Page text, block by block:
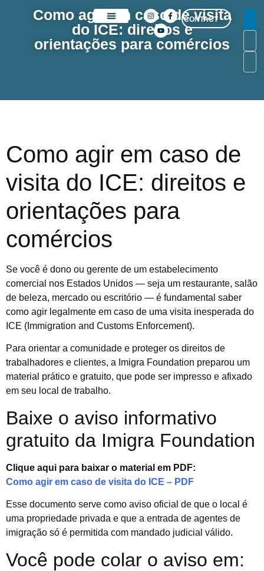
CONTACT
Como agir em caso de visita
do ICE: direitos e
orientações para comércios
Como agir em caso de
visita do ICE: direitos e
orientações para
comércios
Se você é dono ou gerente de um estabelecimento
comercial nos Estados Unidos — seja um restaurante, salão
de beleza, mercado ou escritório — é fundamental saber
como agir legalmente em caso de uma visita inesperada do
ICE (Immigration and Customs Enforcement).
Para orientar a comunidade e proteger os direitos de
trabalhadores e clientes, a Imigra Foundation preparou um
material prático e gratuito, que pode ser impresso e afixado
em seu local de trabalho.
Baixe o aviso informativo
gratuito da Imigra Foundation
Clique aqui para baixar o material em PDF:
Como agir em caso de visita do ICE – PDF
Esse documento serve como aviso oficial de que o local é
uma propriedade privada e que a entrada de agentes de
imigração só é permitida com mandado judicial válido.
Você pode colar o aviso em: